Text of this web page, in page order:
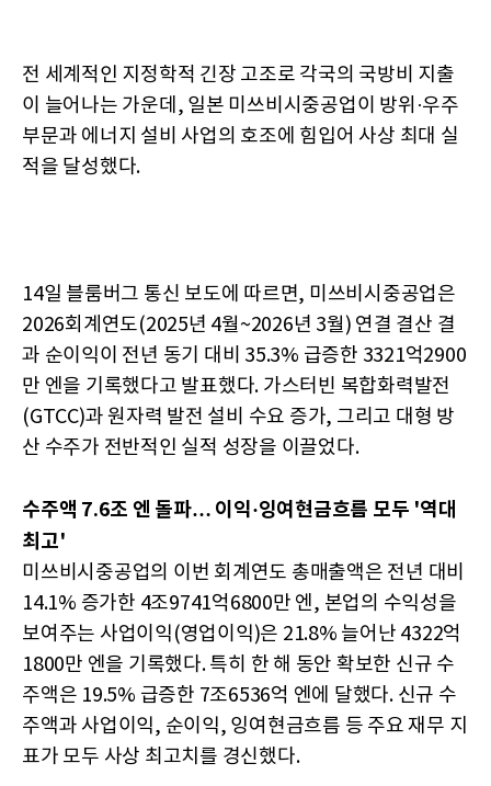
전 세계적인 지정학적 긴장 고조로 각국의 국방비 지출
이 늘어나는 가운데, 일본 미쓰비시중공업이 방위·우주
부문과 에너지 설비 사업의 호조에 힘입어 사상 최대 실
적을 달성했다.
14일 블룸버그 통신 보도에 따르면, 미쓰비시중공업은
2026회계연도(2025년 4월~2026년 3월) 연결 결산 결
과 순이익이 전년 동기 대비 35.3% 급증한 3321억2900
만 엔을 기록했다고 발표했다. 가스터빈 복합화력발전
(GTCC)과 원자력 발전 설비 수요 증가, 그리고 대형 방
산 수주가 전반적인 실적 성장을 이끌었다.
수주액 7.6조 엔 돌파… 이익·잉여현금흐름 모두 '역대
최고'
미쓰비시중공업의 이번 회계연도 총매출액은 전년 대비
14.1% 증가한 4조9741억6800만 엔, 본업의 수익성을
보여주는 사업이익(영업이익)은 21.8% 늘어난 4322억
1800만 엔을 기록했다. 특히 한 해 동안 확보한 신규 수
주액은 19.5% 급증한 7조6536억 엔에 달했다. 신규 수
주액과 사업이익, 순이익, 잉여현금흐름 등 주요 재무 지
표가 모두 사상 최고치를 경신했다.